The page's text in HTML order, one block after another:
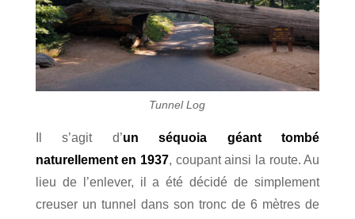
Tunnel Log
Il s’agit d’un séquoia géant tombé
naturellement en 1937, coupant ainsi la route. Au
lieu de l’enlever, il a été décidé de simplement
creuser un tunnel dans son tronc de 6 mètres de